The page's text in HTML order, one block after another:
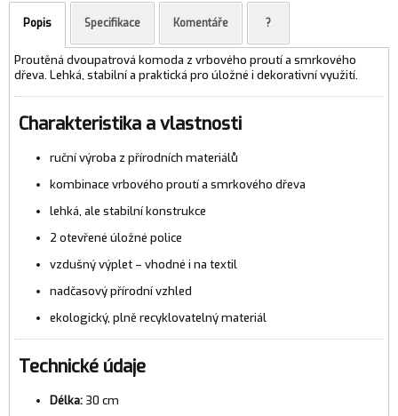
Popis Specifikace Komentáře ?
Proutěná dvoupatrová komoda z vrbového proutí a smrkového
dřeva. Lehká, stabilní a praktická pro úložné i dekorativní využití.
Charakteristika a vlastnosti
ruční výroba z přírodních materiálů
kombinace vrbového proutí a smrkového dřeva
lehká, ale stabilní konstrukce
2 otevřené úložné police
vzdušný výplet – vhodné i na textil
nadčasový přírodní vzhled
ekologický, plně recyklovatelný materiál
Technické údaje
Délka: 30 cm